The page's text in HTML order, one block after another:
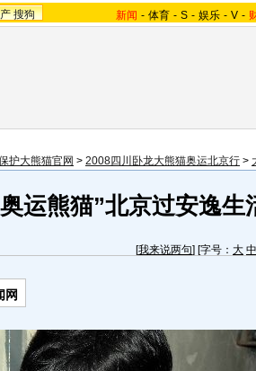
搜狗 新闻 - 体育 - S - 娱乐 - V -
护大熊猫官网 > 2008四川卧龙大熊猫奥运北京行 >
运熊猫”北京过安逸生
[我来说两句] [字号： 大 中
网